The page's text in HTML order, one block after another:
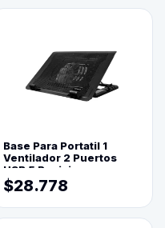
Base Para Portatil 1
Ventilador 2 Puertos
USB 5 Posiciones
$28.778